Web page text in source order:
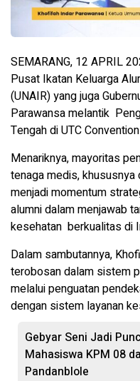
SEMARANG, 12 APRIL
Pusat Ikatan Keluarga
(UNAIR) yang juga
Parawansa melantik
Tengah di UTC
Menariknya, mayoritas
tenaga medis, khususnya
menjadi momentum
alumni dalam menjawab
kesehatan berkualitas di
Dalam sambutannya,
terobosan dalam sistem
melalui penguatan
dengan sistem layanan
Gebyar Seni Jadi
Mahasiswa KPM 08
Pandanblole